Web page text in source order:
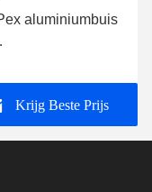
aluminiumbuis
Krijg Beste Prijs